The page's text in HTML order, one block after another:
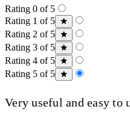
Rating 0 of 5
Rating 1 of 5
Rating 2 of 5
Rating 3 of 5
Rating 4 of 5
Rating 5 of 5
Very useful and easy to